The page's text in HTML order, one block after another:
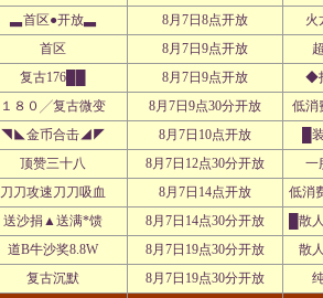
▃首区●开放▃ 8月7日8点开放
火
首区 8月7日9点开放
复古176██ 8月7日9点开放
◆
１８０╱复古微变 8月7日9点30分开放
低
◥◣金币合击◢◤ 8月7日10点开放
█
顶赞三十八 8月7日12点30分开放
一
刀刀攻速刀刀吸血 8月7日14点开放
低消
送沙捐▲送满*馈 8月7日14点30分开放
█散
道B牛沙奖8.8W 8月7日19点30分开放
散
复古沉默 8月7日19点30分开放